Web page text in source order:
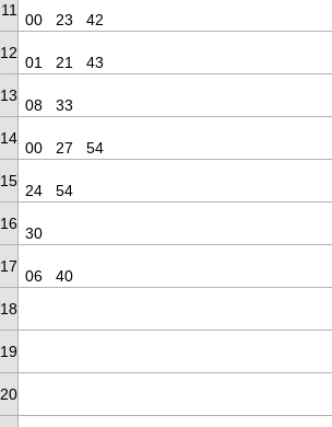
11
00 23
42
12
01 21
43
13
08
33
14
00 27
54
15
24
54
16
30
17
06
40
18
19
20